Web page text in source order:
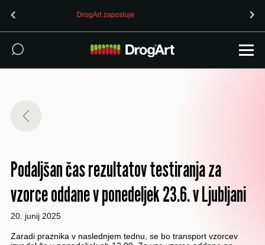
DrogArt zaposluje OPOZORILO
Podaljšan čas rezultatov testiranja za
vzorce oddane v ponedeljek 23.6. v Ljubljani
20. junij 2025
Zaradi praznika v naslednjem tednu, se bo transport vzorcev